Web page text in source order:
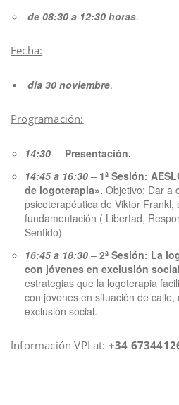
de 08:30 a 12:30 horas.
Fecha:
día 30 noviembre.
Programación:
14:30 – Presentación.
14:45 a 16:30 – 1ª Sesión:
de logoterapia». Objetivo: Dar a
psicoterapéutica de Viktor Frankl,
fundamentación ( Libertad,
Sentido)
16:45 a 18:30 – 2ª Sesión: La
con jóvenes en exclusión
estrategias que la logoterapia
con jóvenes en situación de
exclusión social.
Información VPLat: +34